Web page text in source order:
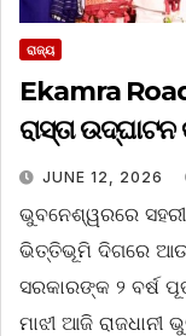
ରାଜ୍ୟ
Ekamra
ରାସ୍ତା
JUNE 12, 2026
ଭୁବନେଶ୍ୱରରେ ସହରୀ
ଭିତ୍ତିଭୂମି ଦିଗରେ ଆଉ
ସରକାରଙ୍କ ୨ ବର୍ଷ
ମାଝୀ ଆଜି